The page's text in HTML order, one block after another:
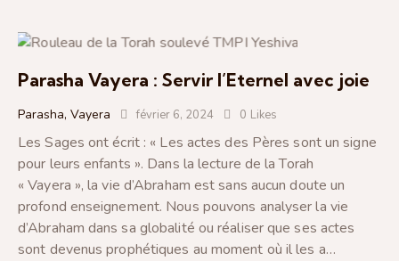
Parasha Vayera : Servir l’Eternel avec joie
Parasha, Vayera février 6, 2024 0 Likes
Les Sages ont écrit : « Les actes des Pères sont un signe
pour leurs enfants ». Dans la lecture de la Torah
« Vayera », la vie d’Abraham est sans aucun doute un
profond enseignement. Nous pouvons analyser la vie
d’Abraham dans sa globalité ou réaliser que ses actes
sont devenus prophétiques au moment où il les a…